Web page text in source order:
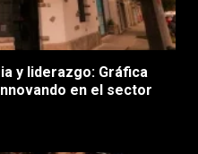
y liderazgo: Gráfica
en el sector